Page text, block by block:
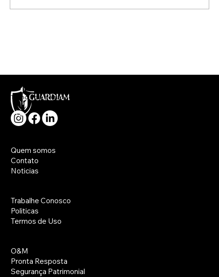
O&M
Pronta Resposta
Segurança Patrimonial
Trabalhe Conosco
Politicas
Termos de Uso
Quem somos
Contato
Noticias
Tecnologia, segurança e rapidez no atendimento a sua necessidade.